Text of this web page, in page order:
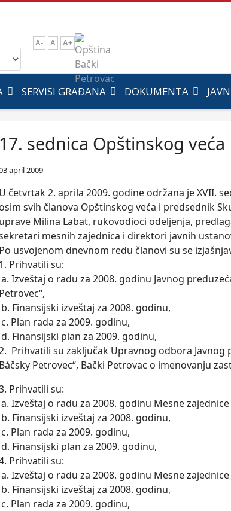
A- A A+
SERVISI GRAĐANA DOKUMENTA
17. sednica Opštinskog veća
april 2009
U četvrtak 2. aprila 2009. godine održana je XVII.
osim svih članova Opštinskog veća i predsednik
uprave Milina Labat, rukovodioci odeljenja,
mesnih zajednica i direktori javnih
Po usvojenom dnevnom redu članovi su se
1. Prihvatili su:
a. Izveštaj o radu za 2008. godinu Javnog
Petrovec“,
b. Finansijski izveštaj za 2008. godinu,
c. Plan rada za 2009. godinu,
d. Finansijski plan za 2009. godinu,
Prihvatili su zaključak Upravnog odbora
Báčsky Petrovec“, Bački Petrovac o imenovanju
Prihvatili su:
a. Izveštaj o radu za 2008. godinu Mesne
b. Finansijski izveštaj za 2008. godinu,
c. Plan rada za 2009. godinu,
d. Finansijski plan za 2009. godinu,
Prihvatili su:
a. Izveštaj o radu za 2008. godinu Mesne
b. Finansijski izveštaj za 2008. godinu,
c. Plan rada za 2009. godinu,